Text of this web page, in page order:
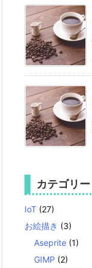
カテゴリー
IoT (27)
お絵描き (3)
Aseprite (1)
GIMP (2)